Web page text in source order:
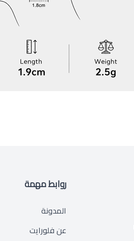
روابط مهمة
المدونة
عن فلورايت